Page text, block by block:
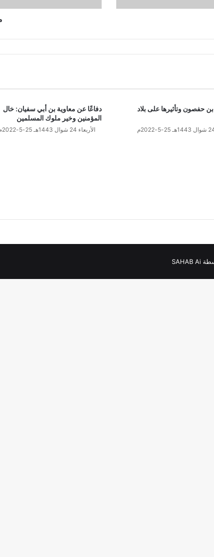
حفصون وتأثيرها على بلاد
دفاعًا عن معاوية بن أبي سفيان: خال
المؤمنين وخير ملوك المسلمين
الأربعاء 24 شوال 1443هـ 25-5-2022م
SAHAB Ai